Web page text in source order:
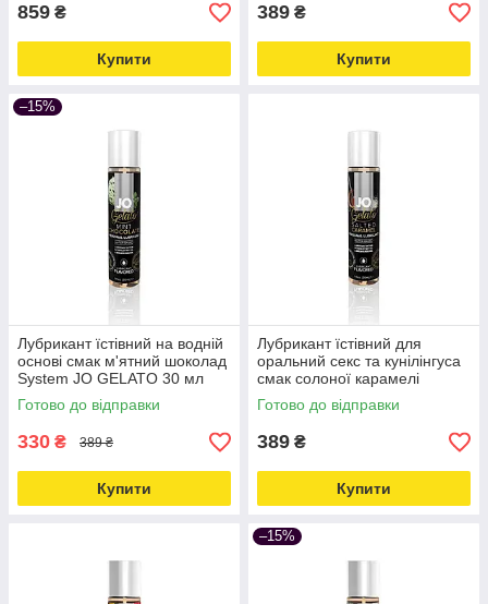
859 ₴
Купити
389 ₴
Купити
–15%
Лубрикант їстівний на водній
основі смак м'ятний шоколад
System JO GELATO 30 мл
Love&Life -online-multimarket-
Готово до відправки
330 ₴ 389 ₴
Купити
Лубрикант їстівний для
оральний секс та кунілінгуса
смак солоної карамелі
System JO GELATO 30 мл
Love&Life -online-multimarket-
Готово до відправки
389 ₴
Купити
–15%